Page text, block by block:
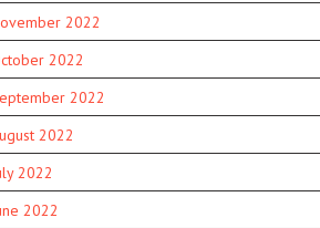
2022
2022
2022
2022
2022
2022